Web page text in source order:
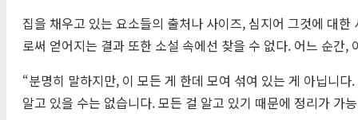
집을 채우고 있는 요소들의 출처나 사이즈, 심지어 그것에 대
로써 얻어지는 결과 또한 소설 속에선 찾을 수 없다. 어느 순간
“분명히 말하지만, 이 모든 게 한데 모여 섞여 있는 게 아닙니
알고 있을 수는 없습니다. 모든 걸 알고 있기 때문에 정리가 가